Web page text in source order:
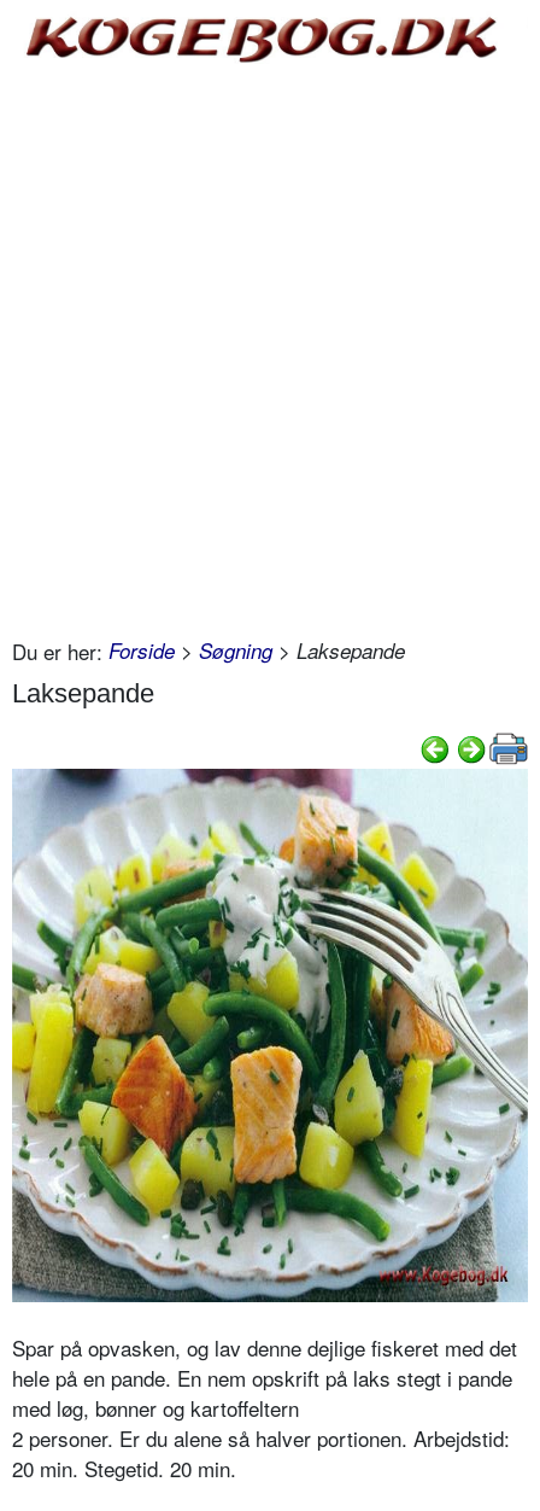
Du er her: Forside > Søgning> Laksepande
Laksepande
Spar på opvasken, og lav denne dejlige fiskeret med det
hele på en pande. En nem opskrift på laks stegt i pande
med løg, bønner og kartoffeltern
2 personer. Er du alene så halver portionen. Arbejdstid:
20 min. Stegetid. 20 min.